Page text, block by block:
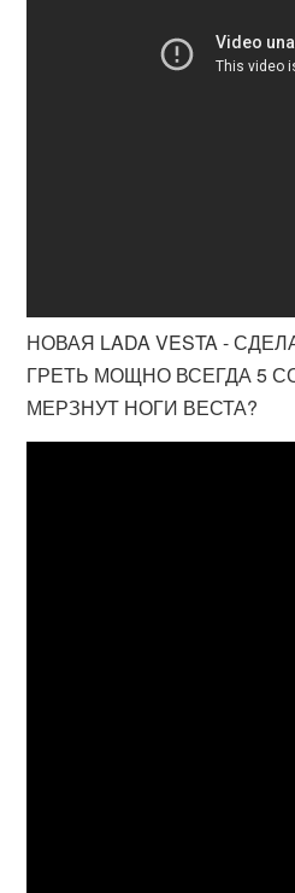
НОВАЯ LADA VESTA -
ГРЕТЬ МОЩНО ВСЕГДА 5
МЕРЗНУТ НОГИ ВЕСТА?